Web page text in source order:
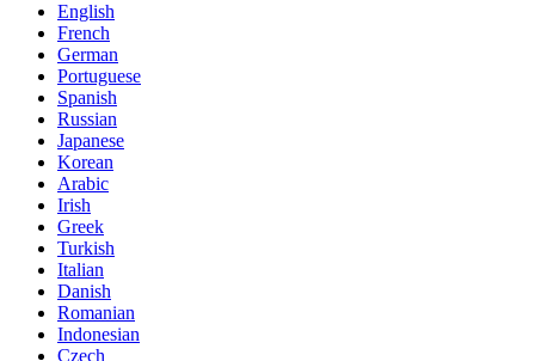
English
French
German
Portuguese
Spanish
Russian
Japanese
Korean
Arabic
Irish
Greek
Turkish
Italian
Danish
Romanian
Indonesian
Czech